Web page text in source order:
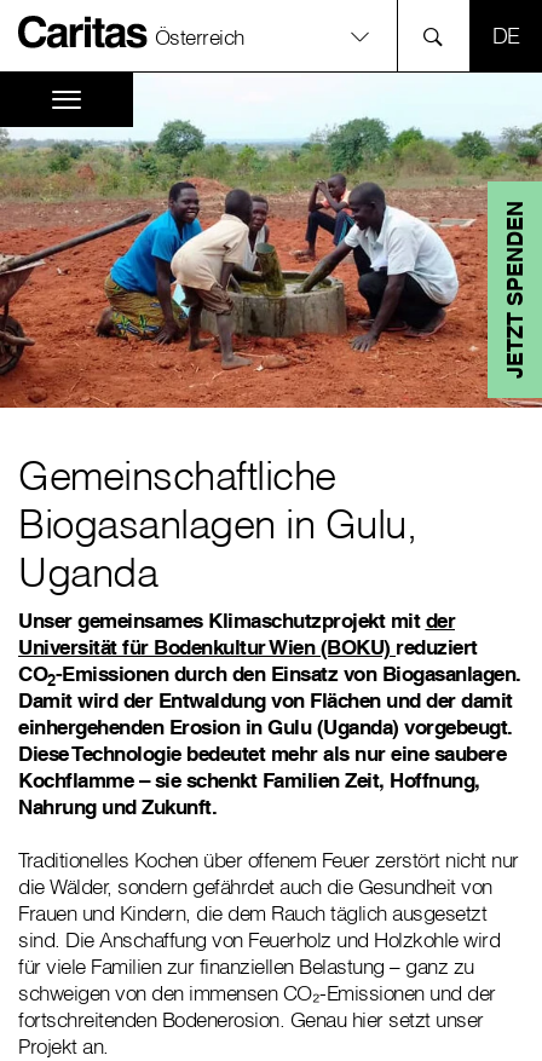
Österreich
JETZT SPENDEN
Gemeinschaftliche
Biogasanlagen in Gulu,
Uganda
Unser gemeinsames Klimaschutzprojekt mitder
Universität für Bodenkultur Wien (BOKU) reduziert
CO2-Emissionen durch den Einsatz von Biogasanlagen.
Damit wird der Entwaldung von Flächen und der damit
einhergehenden Erosion in Gulu (Uganda) vorgebeugt.
Diese Technologie bedeutet mehr als nur eine saubere
Kochflamme – sie schenkt Familien Zeit, Hoffnung,
Nahrung und Zukunft.
Traditionelles Kochen über offenem Feuer zerstört nicht nur
die Wälder, sondern gefährdet auch die Gesundheit von
Frauen und Kindern, die dem Rauch täglich ausgesetzt
sind. Die Anschaffung von Feuerholz und Holzkohle wird
für viele Familien zur finanziellen Belastung – ganz zu
schweigen von den immensen CO₂-Emissionen und der
fortschreitenden Bodenerosion. Genau hier setzt unser
Projekt an.